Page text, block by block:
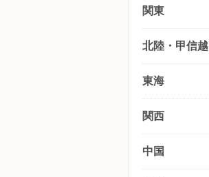
関東
北陸・甲信越
東海
関西
中国